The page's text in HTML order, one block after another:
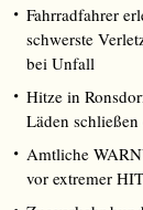
Fahrradfahrer
schwerste
bei Unfall
Hitze in
Läden schließen
Amtliche
vor extremer